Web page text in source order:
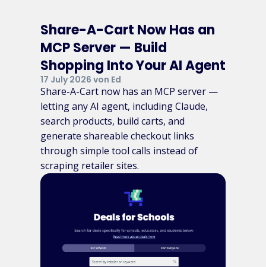
Share-A-Cart Now Has an
MCP Server — Build
Shopping Into Your AI Agent
17 July 2026 von Ed
Share-A-Cart now has an MCP server —
letting any AI agent, including Claude,
search products, build carts, and
generate shareable checkout links
through simple tool calls instead of
scraping retailer sites.